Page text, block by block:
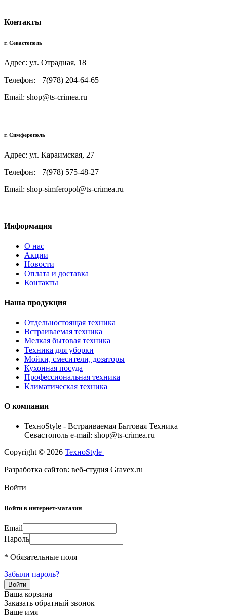
Контакты
г. Севастополь
Адрес: ул. Отрадная, 18
Телефон: +7(978) 204-64-65
Email: shop@ts-crimea.ru
г. Симферополь
Адрес: ул. Караимская, 27
Телефон: +7(978) 575-48-27
Email: shop-simferopol@ts-crimea.ru
Информация
О нас
Акции
Новости
Оплата и доставка
Контакты
Наша продукция
Отдельностоящая техника
Встраиваемая техника
Мелкая бытовая техника
Техника для уборки
Мойки, смесители, дозаторы
Кухонная посуда
Профессиональная техника
Климатическая техника
О компании
TexноStyle - Встраиваемая Бытовая Техника
Севастополь e-mail: shop@ts-crimea.ru
Copyright © 2026 TexноStyle
Разработка сайтов: веб-студия Gravex.ru
Войти
Войти в интернет-магазин
Email
Пароль
* Обязательные поля
Забыли пароль?
Ваша корзина
Заказать обратный звонок
Ваше имя